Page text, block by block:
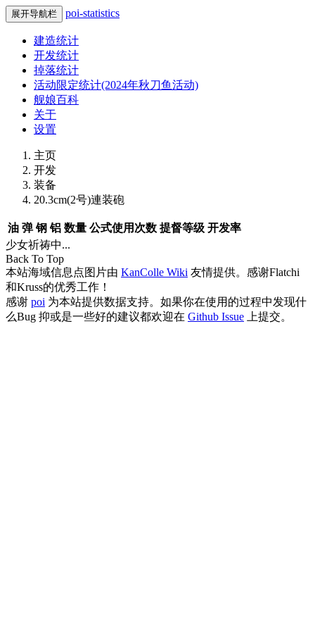
展开导航栏 poi-statistics
建造统计
开发统计
掉落统计
活动限定统计(2024年秋刀鱼活动)
舰娘百科
关于
设置
主页
开发
装备
20.3cm(2号)連装砲
油 弹 钢 铝 数量 公式使用次数 提督等级 开发率
少女祈祷中...
Back To Top
本站海域信息点图片由 KanColle Wiki 友情提供。感谢Flatchi
和Kruss的优秀工作！
感谢 poi 为本站提供数据支持。如果你在使用的过程中发现什
么Bug 抑或是一些好的建议都欢迎在 Github Issue 上提交。